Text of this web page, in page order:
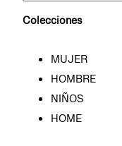
Colecciones
MUJER
HOMBRE
NIÑOS
HOME